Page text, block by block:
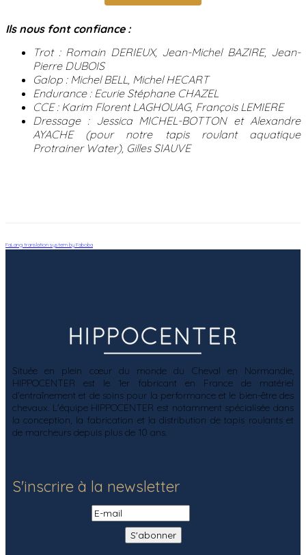
Ils nous font confiance :
Trot : Romain DERIEUX, Jean-Michel BAZIRE, Jean-
Pierre DUBOIS
Galop : Michel BELL, Michel HECART
Endurance : Ecurie Stéphane CHAZEL
CCE : Karim Florent LAGHOUAG, François LEMIERE
Dressage : Jessica MICHEL-BOTTON et Alexandre
AYACHE (pour notre tapis roulant aquatique
Protrainer Water), Gilles SIAUVE
FaLang translation system by Faboba
Située en plein cœur du monde du Cheval en Normandie,
HIPPOCENTER est le 1er fabricant en France de matériel
d'entraînement et de soins pour la performance et le bien-être des
chevaux. L'équipe HIPPOCENTER est notamment spécialisée dans
la conception, la fabrication et la distribution de tapis roulants et
de marcheurs depuis plus de 10 ans.
S'inscrire à la newsletter